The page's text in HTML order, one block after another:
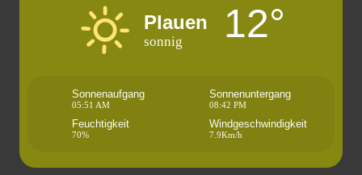
Plauen
sonnig 12°
Sonnenaufgang
05:51 AM
Sonnenuntergang
08:42 PM
Feuchtigkeit
70%
Windgeschwindigkeit
7.9Km/h